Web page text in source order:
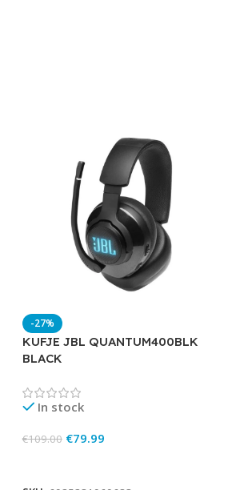
-27%
KUFJE JBL QUANTUM400BLK
BLACK
In stock
€109.00 €79.99